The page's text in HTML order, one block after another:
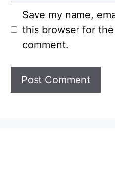
Save my name,
this browser for
comment.